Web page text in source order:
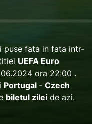
puse fata in fata intr-
UEFA Euro
ora 22:00 .
Portugal - Czech
biletul zileide azi.